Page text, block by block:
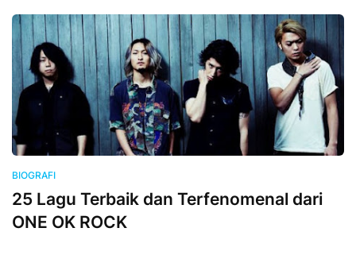
BIOGRAFI
25 Lagu Terbaik dan Terfenomenal dari
ONE OK ROCK